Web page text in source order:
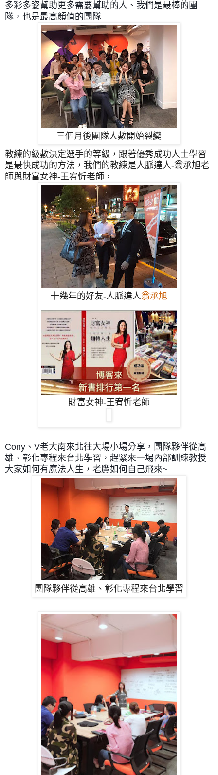
多彩多姿幫助更多需要幫助的人、我們是最棒的團
隊，也是最高顏值的團隊
三個月後團隊人數開始裂變
教練的級數決定選手的等級，跟著優秀成功人士學習
是最快成功的方法，我們的教練是人脈達人-翁承旭老
師與財富女神-王宥忻老師，
十幾年的好友-人脈達人翁承旭
財富女神-王宥忻老師
Cony、V老大南來北往大場小場分享， 團隊夥伴從高
雄、彰化專程來台北學習，趕緊來一場內部訓練教授
大家如何有魔法人生，老鷹如何自己飛來~
團隊夥伴從高雄、彰化專程來台北學習